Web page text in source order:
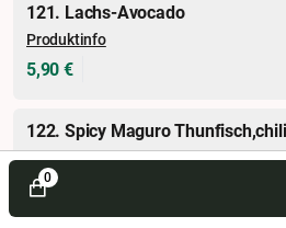
121. Lachs-Avocado
Produktinfo
5,90 €
122. Spicy Maguro
Produktinfo
5,90 €
0